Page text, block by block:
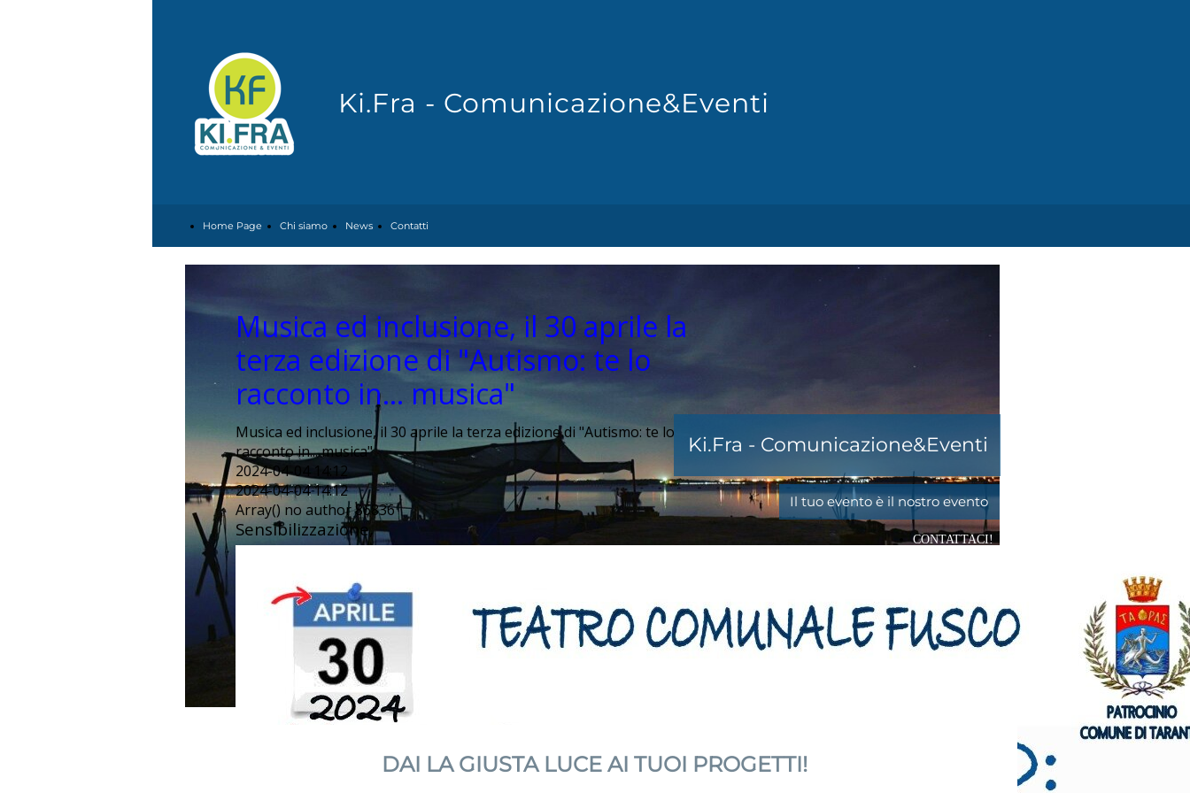
Ki.Fra - Comunicazione&Eventi
Home Page Chi siamo News Contatti
Musica ed inclusione, il 30 aprile la
terza edizione di "Autismo: te lo
racconto in... musica"
Musica ed inclusione, il 30 aprile la terza edizione di "Autismo: te lo
racconto in... musica"
2024-04-04 14:12
2024-04-04 14:12
Array() no author 86836
Sensibilizzazione,
Ki.Fra - Comunicazione&Eventi
Il tuo evento è il nostro evento
CONTATTACI!
DAI LA GIUSTA LUCE AI TUOI PROGETTI!